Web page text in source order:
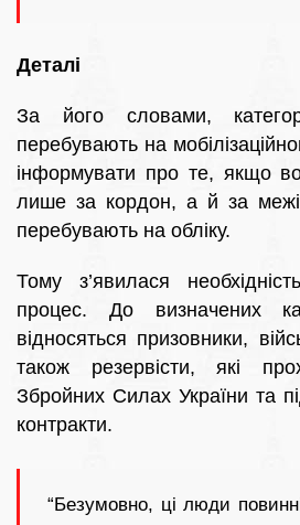
Деталі
За його словами,
перебувають на
інформувати про те, якщо
лише за кордон, а й за межі
перебувають на обліку.
Тому з’явилася
процес. До визначених
відносяться призовники,
також резервісти, які
Збройних Силах України та
контракти.
“Безумовно, ці люди